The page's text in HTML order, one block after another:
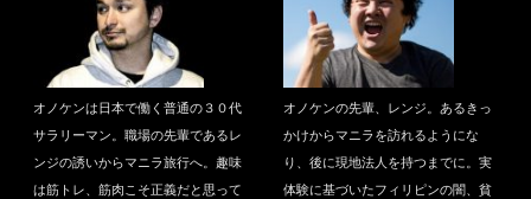
オノケンは日本で働く普通の３０代
サラリーマン。職場の先輩であるレ
ンジの誘いからマニラ旅行へ。趣味
は筋トレ、筋肉こそ正義だと思って
オノケンの先輩、レンジ。あるきっ
かけからマニラを訪れるようにな
り、後に現地法人を持つまでに。実
体験に基づいたフィリピンの闇、貧